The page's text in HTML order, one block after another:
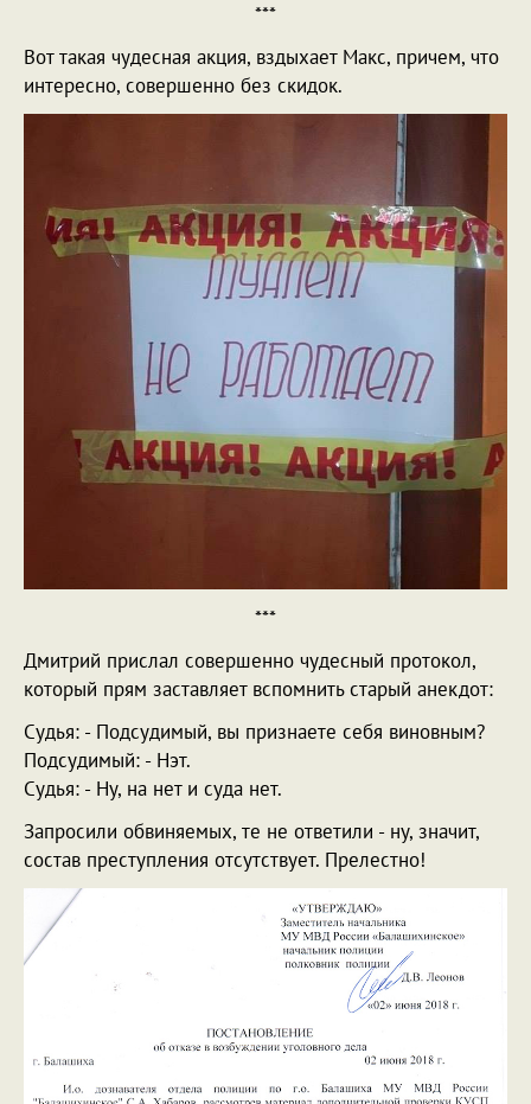
***
Вот такая чудесная акция, вздыхает Макс, причем, что
интересно, совершенно без скидок.
***
Дмитрий прислал совершенно чудесный протокол,
который прям заставляет вспомнить старый анекдот:
Судья: - Подсудимый, вы признаете себя виновным?
Подсудимый: - Нэт.
Судья: - Ну, на нет и суда нет.
Запросили обвиняемых, те не ответили - ну, значит,
состав преступления отсутствует. Прелестно!